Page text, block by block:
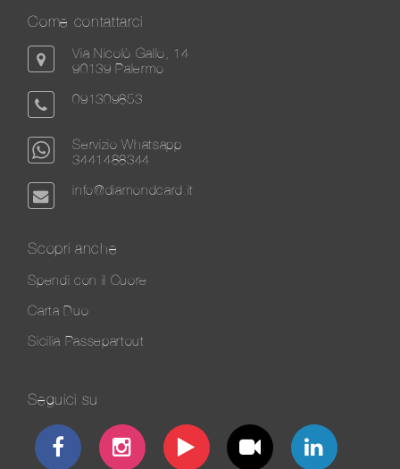
Come contattarci
Via Nicolò Gallo, 14
90139 Palermo
091309853
Servizio Whatsapp
3441488344
info@diamondcard.it
Scopri anche
Spendi con il Cuore
Carta Duo
Sicilia Passepartout
Seguici su